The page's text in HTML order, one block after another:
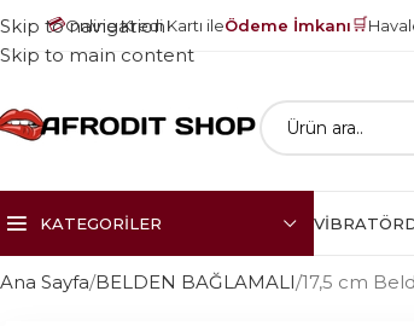
💳Online Kredi Kartı ileÖdeme İmkanı🛒
Skip to navigation
Skip to main content
KATEGORILER VIBRATÖR
Ana Sayfa BELDEN BAĞLAMALI 17,5 cm